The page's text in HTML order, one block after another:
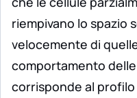
riempivano lo spazio
velocemente di
comportamento
corrisponde al